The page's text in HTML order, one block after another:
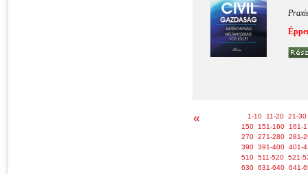
« 1-10 11-20 21-30
150
151-160
161-
270 271-280 281-
390 391-400 401-
510 511-520 521-
630 631-640 641-